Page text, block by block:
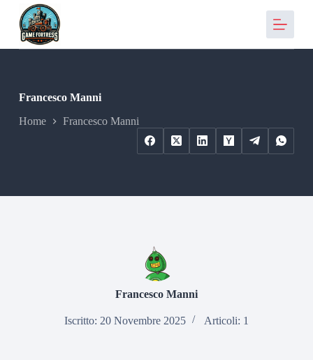
t
n
Francesco Manni
Home Francesco Manni
Francesco Manni
Iscritto: 20 Novembre 2025 Articoli: 1